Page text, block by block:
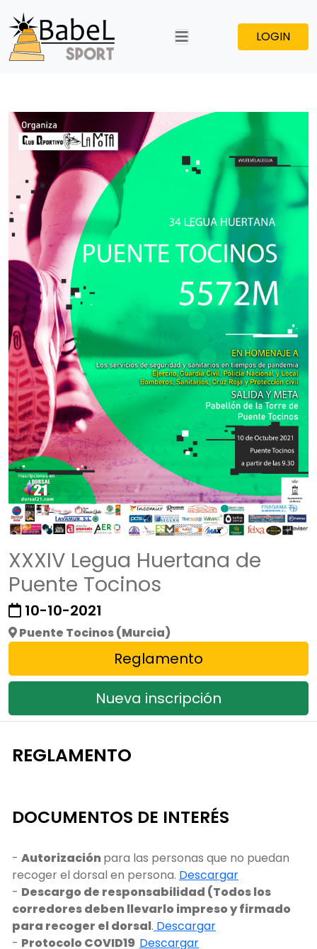
LOGIN
XXXIV Legua Huertana de
Puente Tocinos
10-10-2021
Puente Tocinos (Murcia)
Reglamento
Nueva inscripción
REGLAMENTO
DOCUMENTOS DE INTERÉS
- Autorizaciónpara las personas que no puedan
recoger el dorsal en persona. Descargar
- Descargo de responsabilidad (Todos los
corredores deben llevarlo impreso y firmado
para recoger el dorsal. Descargar
- Protocolo COVID19 Descargar